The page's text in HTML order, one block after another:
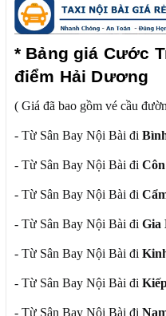
* Bảng giá Cước
điểm Hải Dương
( Giá đã bao gồm vé cầu
- Từ Sân Bay Nội Bài đi
- Từ Sân Bay Nội Bài đi
- Từ Sân Bay Nội Bài đi
- Từ Sân Bay Nội Bài đi Gia
- Từ Sân Bay Nội Bài đi
- Từ Sân Bay Nội Bài đi
- Từ Sân Bay Nội Bài đi